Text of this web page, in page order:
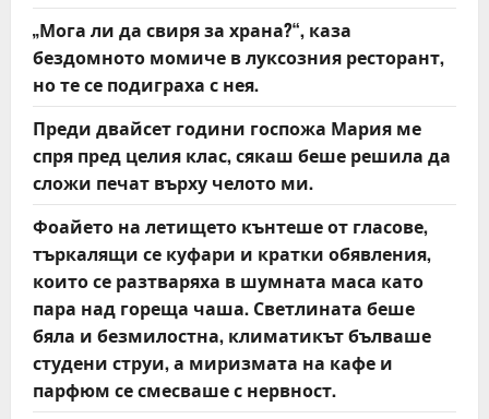
„Мога ли да свиря за храна?“, каза
бездомното момиче в луксозния ресторант,
но те се подиграха с нея.
Преди двайсет години госпожа Мария ме
спря пред целия клас, сякаш беше решила да
сложи печат върху челото ми.
Фоайето на летището кънтеше от гласове,
търкалящи се куфари и кратки обявления,
които се разтваряха в шумната маса като
пара над гореща чаша. Светлината беше
бяла и безмилостна, климатикът бълваше
студени струи, а миризмата на кафе и
парфюм се смесваше с нервност.